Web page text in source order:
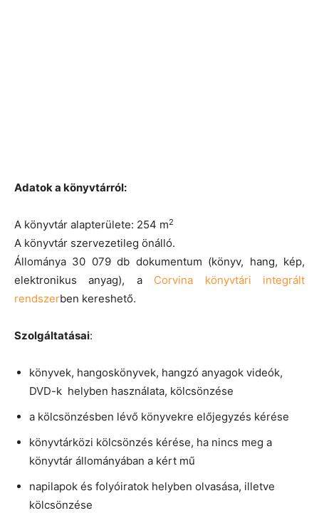
Adatok a könyvtárról:
A könyvtár alapterülete: 254 m2
A könyvtár szervezetileg önálló.
Állománya 30 079 db dokumentum (könyv, hang, kép,
elektronikus anyag), a Corvina könyvtári integrált
rendszerben kereshető.
Szolgáltatásai:
könyvek, hangoskönyvek, hangzó anyagok videók,
DVD-k helyben használata, kölcsönzése
a kölcsönzésben lévő könyvekre előjegyzés kérése
könyvtárközi kölcsönzés kérése, ha nincs meg a
könyvtár állományában a kért mű
napilapok és folyóiratok helyben olvasása, illetve
kölcsönzése